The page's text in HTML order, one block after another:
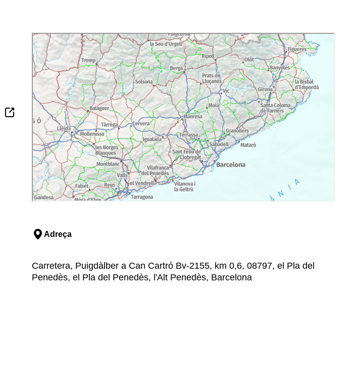
Adreça
Carretera, Puigdàlber a Can Cartró Bv-2155, km 0,6, 08797, el Pla del
Penedès, el Pla del Penedès, l'Alt Penedès, Barcelona